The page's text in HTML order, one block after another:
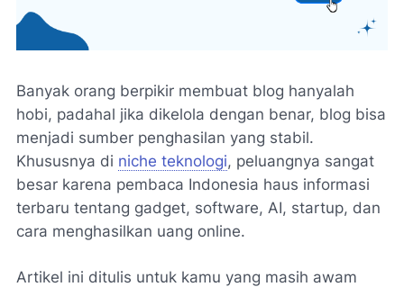
Banyak orang berpikir membuat blog hanyalah
hobi, padahal jika dikelola dengan benar, blog bisa
menjadi sumber penghasilan yang stabil.
Khususnya di niche teknologi, peluangnya sangat
besar karena pembaca Indonesia haus informasi
terbaru tentang gadget, software, AI, startup, dan
cara menghasilkan uang online.
Artikel ini ditulis untuk kamu yang masih awam